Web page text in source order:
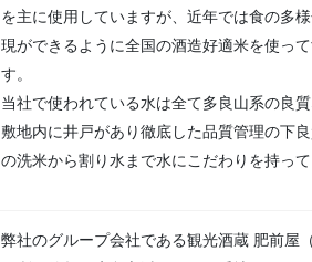
を主に使用していますが、近年では食の多
現ができるように全国の酒造好適米を使っ
す。
当社で使われている水は全て多良山系の良
敷地内に井戸があり徹底した品質管理の下
の洗米から割り水まで水にこだわりを持って
弊社のグループ会社である観光酒蔵 肥前屋